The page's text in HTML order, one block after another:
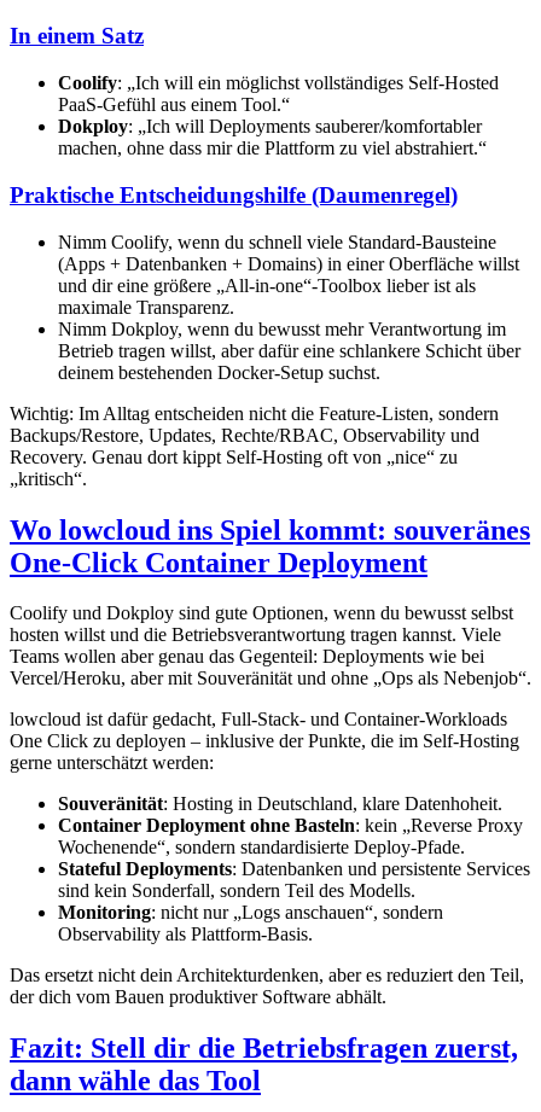
In einem Satz
Coolify: „Ich will ein möglichst vollständiges Self-Hosted
PaaS-Gefühl aus einem Tool.“
Dokploy: „Ich will Deployments sauberer/komfortabler
machen, ohne dass mir die Plattform zu viel abstrahiert.“
Praktische Entscheidungshilfe (Daumenregel)
Nimm Coolify, wenn du schnell viele Standard-Bausteine
(Apps + Datenbanken + Domains) in einer Oberfläche willst
und dir eine größere „All-in-one“-Toolbox lieber ist als
maximale Transparenz.
Nimm Dokploy, wenn du bewusst mehr Verantwortung im
Betrieb tragen willst, aber dafür eine schlankere Schicht über
deinem bestehenden Docker-Setup suchst.
Wichtig: Im Alltag entscheiden nicht die Feature-Listen, sondern
Backups/Restore, Updates, Rechte/RBAC, Observability und
Recovery. Genau dort kippt Self-Hosting oft von „nice“ zu
„kritisch“.
Wo lowcloud ins Spiel kommt: souveränes
One-Click Container Deployment
Coolify und Dokploy sind gute Optionen, wenn du bewusst selbst
hosten willst und die Betriebsverantwortung tragen kannst. Viele
Teams wollen aber genau das Gegenteil: Deployments wie bei
Vercel/Heroku, aber mit Souveränität und ohne „Ops als Nebenjob“.
lowcloud ist dafür gedacht, Full-Stack- und Container-Workloads
One Click zu deployen – inklusive der Punkte, die im Self-Hosting
gerne unterschätzt werden:
Souveränität: Hosting in Deutschland, klare Datenhoheit.
Container Deployment ohne Basteln: kein „Reverse Proxy
Wochenende“, sondern standardisierte Deploy-Pfade.
Stateful Deployments: Datenbanken und persistente Services
sind kein Sonderfall, sondern Teil des Modells.
Monitoring: nicht nur „Logs anschauen“, sondern
Observability als Plattform-Basis.
Das ersetzt nicht dein Architekturdenken, aber es reduziert den Teil,
der dich vom Bauen produktiver Software abhält.
Fazit: Stell dir die Betriebsfragen zuerst,
dann wähle das Tool